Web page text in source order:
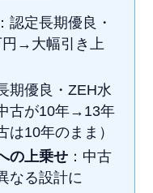
認定長期優良・
円→大幅引き上
期優良・ZEH水
古が10年→13年
は10年のまま）
の上乗せ：中古
なる設計に